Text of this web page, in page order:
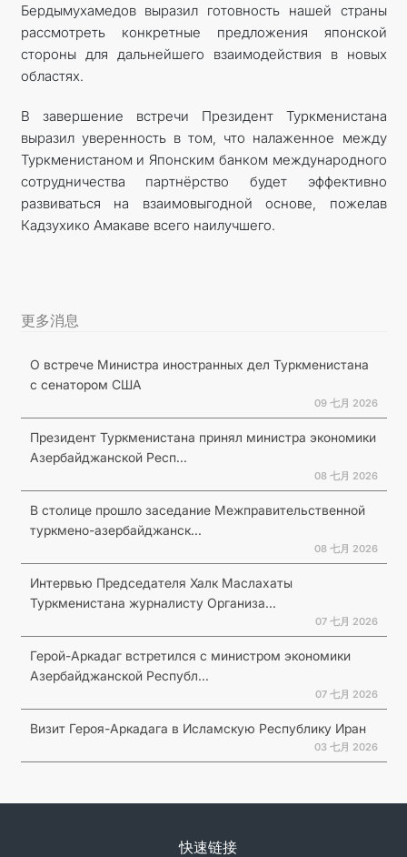
Бердымухамедов выразил готовность нашей страны
рассмотреть конкретные предложения японской
стороны для дальнейшего взаимодействия в новых
областях.
В завершение встречи Президент Туркменистана
выразил уверенность в том, что налаженное между
Туркменистаном и Японским банком международного
сотрудничества парт­нёрство будет эффективно
развиваться на взаимовыгодной основе, пожелав
Кадзухико Амакаве всего наилучшего.
更多消息
О встрече Министра иностранных дел Туркменистана
с сенатором США
09 七月 2026
Президент Туркменистана принял министра экономики
Азербайджанской Респ...
08 七月 2026
В столице прошло заседание Межправительственной
туркмено-азербайджанск...
08 七月 2026
Интервью Председателя Халк Маслахаты
Туркменистана журналисту Организа...
07 七月 2026
Герой-Аркадаг встретился с министром экономики
Азербайджанской Республ...
07 七月 2026
Визит Героя-Аркадага в Исламскую Республику Иран
03 七月 2026
快速链接